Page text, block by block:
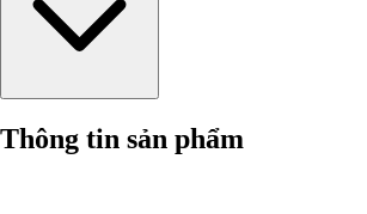
Thông tin sản phẩm